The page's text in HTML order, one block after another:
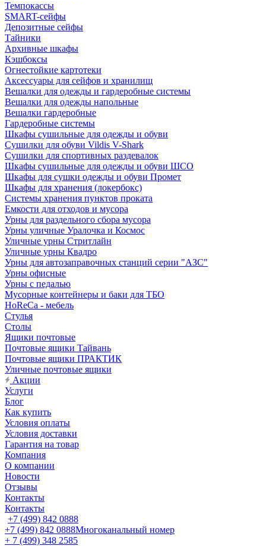
Темпокассы
SMART-сейфы
Депозитные сейфы
Тайники
Архивные шкафы
Кэшбоксы
Огнестойкие картотеки
Аксессуары для сейфов и хранилищ
Вешалки для одежды и гардеробные системы
Вешалки для одежды напольные
Вешалки гардеробные
Гардеробные системы
Шкафы сушильные для одежды и обуви
Сушилки для обуви Vildis V-Shark
Сушилки для спортивных раздевалок
Шкафы сушильные для одежды и обуви ШСО
Шкафы для сушки одежды и обуви Промет
Шкафы для хранения (локербокс)
Системы хранения пунктов проката
Емкости для отходов и мусора
Урны для раздельного сбора мусора
Урны уличные Уралочка и Космос
Уличные урны Стритлайн
Уличные урны Квадро
Урны для автозаправочных станций серии "АЗС"
Урны офисные
Урны с педалью
Мусорные контейнеры и баки для ТБО
HoReCa - мебель
Стулья
Столы
Ящики почтовые
Почтовые ящики Тайвань
Почтовые ящики ПРАКТИК
Уличные почтовые ящики
Акции
Услуги
Блог
Как купить
Условия оплаты
Условия доставки
Гарантия на товар
Компания
О компании
Новости
Отзывы
Контакты
Контакты
+7 (499) 842 0888
+7 (499) 842 0888Многоканальный номер
+ 7 (499) 348 2585